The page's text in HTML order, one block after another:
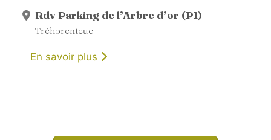
Rdv Parking de l’Arbre d’or (P1)
Tréhorenteuc
En savoir plus